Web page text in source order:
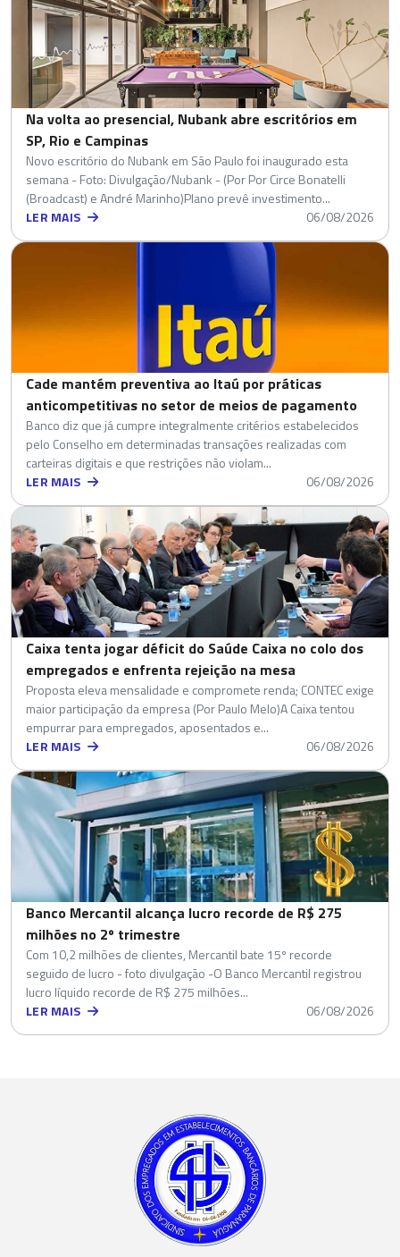
Na volta ao presencial, Nubank abre escritórios em
SP, Rio e Campinas
Novo escritório do Nubank em São Paulo foi inaugurado esta
semana - Foto: Divulgação/Nubank - (Por Por Circe Bonatelli
(Broadcast) e André Marinho)Plano prevê investimento...
LER MAIS
06/08/2026
Cade mantém preventiva ao Itaú por práticas
anticompetitivas no setor de meios de pagamento
Banco diz que já cumpre integralmente critérios estabelecidos
pelo Conselho em determinadas transações realizadas com
carteiras digitais e que restrições não violam...
LER MAIS
06/08/2026
Caixa tenta jogar déficit do Saúde Caixa no colo dos
empregados e enfrenta rejeição na mesa
Proposta eleva mensalidade e compromete renda; CONTEC exige
maior participação da empresa (Por Paulo Melo)A Caixa tentou
empurrar para empregados, aposentados e...
LER MAIS
06/08/2026
Banco Mercantil alcança lucro recorde de R$ 275
milhões no 2º trimestre
Com 10,2 milhões de clientes, Mercantil bate 15º recorde
seguido de lucro - foto divulgação -O Banco Mercantil registrou
lucro líquido recorde de R$ 275 milhões...
LER MAIS
06/08/2026